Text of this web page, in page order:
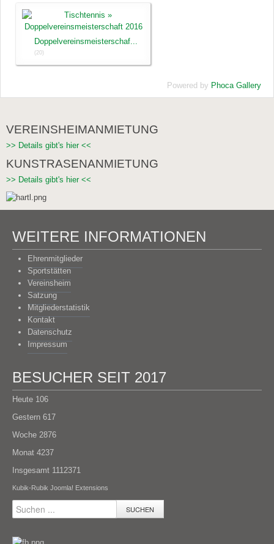
Doppelvereinsmeisterschaf...
(20)
Powered by Phoca Gallery
VEREINSHEIMANMIETUNG
>> Details gibt's hier <<
KUNSTRASENANMIETUNG
>> Details gibt's hier <<
WEITERE INFORMATIONEN
Ehrenmitglieder
Sportstätten
Vereinsheim
Satzung
Mitgliederstatistik
Kontakt
Datenschutz
Impressum
BESUCHER SEIT 2017
Heute 106
Gestern 617
Woche 2876
Monat 4237
Insgesamt 1112371
Kubik-Rubik Joomla! Extensions
SUCHEN